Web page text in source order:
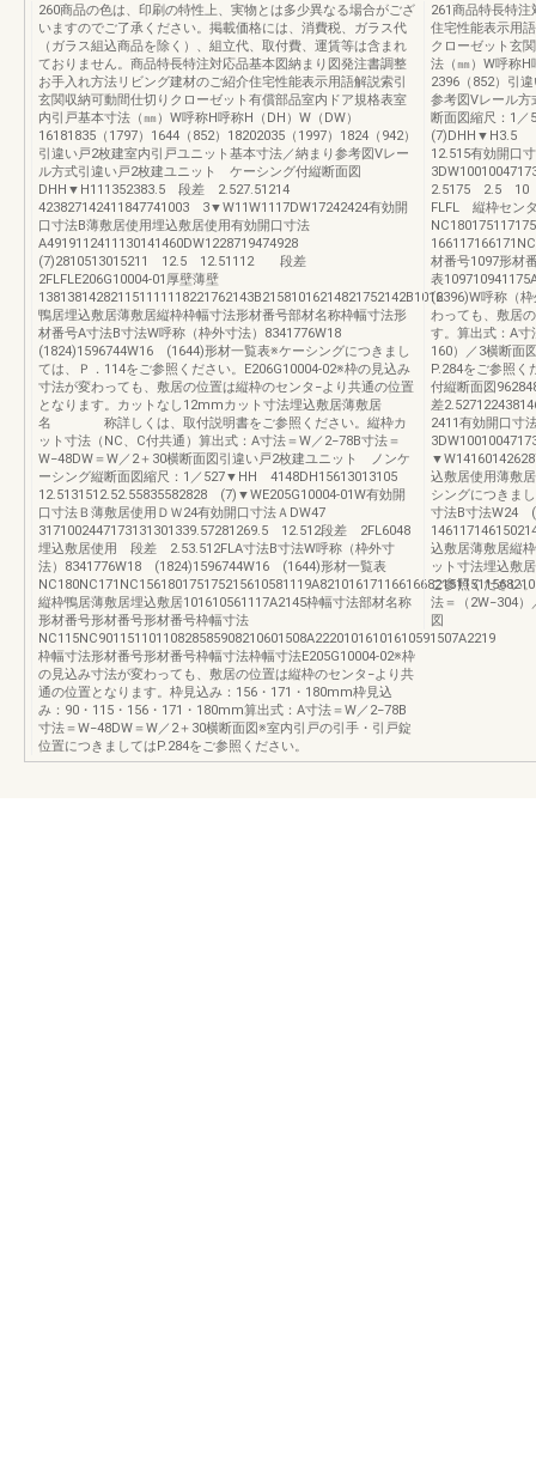
260商品の色は、印刷の特性上、実物とは多少異なる場合がござ
いますのでご了承ください。掲載価格には、消費税、ガラス代
（ガラス組込商品を除く）、組立代、取付費、運賃等は含まれ
ておりません。商品特長特注対応品基本図納まり図発注書調整
お手入れ方法リビング建材のご紹介住宅性能表示用語解説索引
玄関収納可動間仕切りクローゼット有償部品室内ドア規格表室
内引戸基本寸法（㎜）W呼称H呼称H（DH）W（DW）
16181835（1797）1644（852）18202035（1997）1824（942）
引違い戸2枚建室内引戸ユニット基本寸法／納まり参考図Vレー
ル方式引違い戸2枚建ユニット ケーシング付縦断面図
DHH▼H111352383.5 段差 2.527.51214
423827142411847741003 3▼W11W1117DW17242424有効開
口寸法B薄敷居使用埋込敷居使用有効開口寸法
A4919112411130141460DW1228719474928
(7)2810513015211 12.5 12.51112 段差
2FLFLE206G10004-01厚壁薄壁
138138142821151111118221762143B21581016214821752142B1016
鴨居埋込敷居薄敷居縦枠枠幅寸法形材番号部材名称枠幅寸法形
材番号A寸法B寸法W呼称（枠外寸法）8341776W18
(1824)1596744W16 (1644)形材一覧表※ケーシングにつきまし
ては、Ｐ．114をご参照ください。E206G10004-02※枠の見込み
寸法が変わっても、敷居の位置は縦枠のセンタ−より共通の位置
となります。カットなし12mmカット寸法埋込敷居薄敷居
名 称詳しくは、取付説明書をご参照ください。縦枠カ
ット寸法（NC、C付共通）算出式：A寸法＝W／2−78B寸法＝
W−48DW＝W／2＋30横断面図引違い戸2枚建ユニット ノンケ
ーシング縦断面図縮尺：1／527▼HH 4148DH15613013105
12.5131512.52.55835582828 (7)▼WE205G10004-01W有効開
口寸法Ｂ薄敷居使用ＤＷ24有効開口寸法ＡDW47
3171002447173131301339.57281269.5 12.512段差 2FL6048
埋込敷居使用 段差 2.53.512FLA寸法B寸法W呼称（枠外寸
法）8341776W18 (1824)1596744W16 (1644)形材一覧表
縦枠鴨居薄敷居埋込敷居101610561117A2145枠幅寸法部材名称
形材番号形材番号形材番号枠幅寸法
NC115NC90115110110828585908210601508A22201016101610591507A2219
枠幅寸法形材番号形材番号枠幅寸法枠幅寸法E205G10004-02※枠
の見込み寸法が変わっても、敷居の位置は縦枠のセンタ−より共
通の位置となります。枠見込み：156・171・180mm枠見込
み：90・115・156・171・180mm算出式：A寸法＝W／2−78B
寸法＝W−48DW＝W／2＋30横断面図※室内引戸の引手・引戸錠
位置につきましてはP.284をご参照ください。
261商品特長特
住宅性能表示用
クローゼット玄
法（㎜）W呼称H
2396（852）引
参考図Vレール
断面図縮尺：
12.515有効開
2.5175 2.5 10
FLFL 縦枠セン
材番号1097形材
表
(2396)W呼称（
わっても、敷居
す。算出式：A寸
160）／3横断面
P.284をご参照
付縦断面図
差
2411有効開口
込敷居使用薄敷
シングにつきま
寸法B寸法W24
込敷居薄敷居縦
ット寸法埋込
ご参照ください
法＝（2W−304）
図